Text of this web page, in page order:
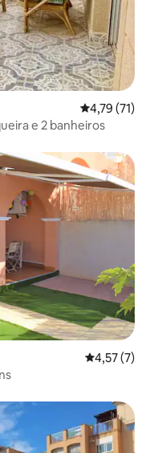
4,79 de uma
4,79 (71)
e 2 banheiros
4,57 de
4,57 (7)